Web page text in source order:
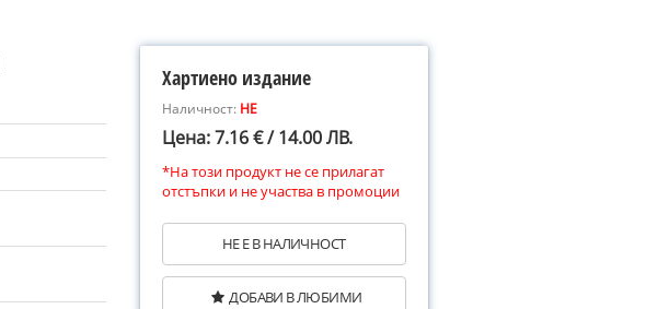
Хартиено издание
Наличност: НЕ
Цена: 7.16 € / 14.00 ЛВ.
*На този продукт не се прилагат
отстъпки и не участва в промоции
НЕ Е В НАЛИЧНОСТ
ДОБАВИ В ЛЮБИМИ